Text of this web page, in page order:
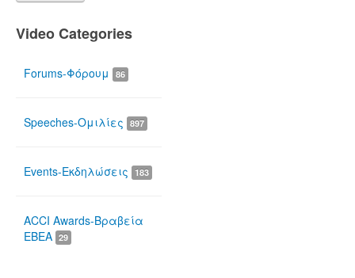
Video Categories
Forums-Φόρουμ 86
Speeches-Ομιλίες 897
Events-Εκδηλώσεις 183
ACCI Awards-Βραβεία
ΕΒΕΑ 29